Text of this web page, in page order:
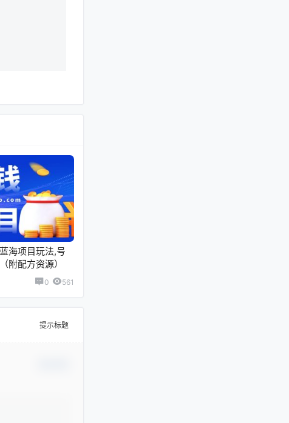
海项目玩法,号
附配方资源）
0 561
提示标题